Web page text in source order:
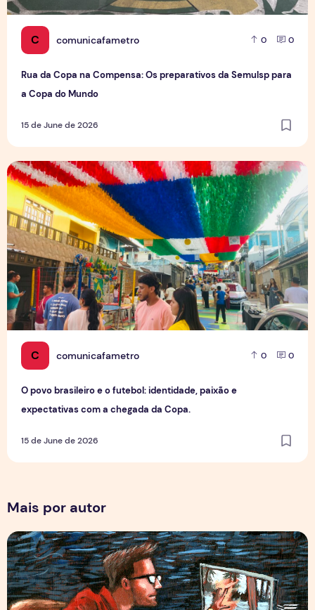
C comunicafametro 0 0
Rua da Copa na Compensa: Os preparativos da Semulsp para
a Copa do Mundo
15 de June de 2026
C comunicafametro 0 0
O povo brasileiro e o futebol: identidade, paixão e
expectativas com a chegada da Copa.
15 de June de 2026
O povo brasileiro e o futebol: identidade, paixão e
Mais por autor
Por Trás dos Pixels